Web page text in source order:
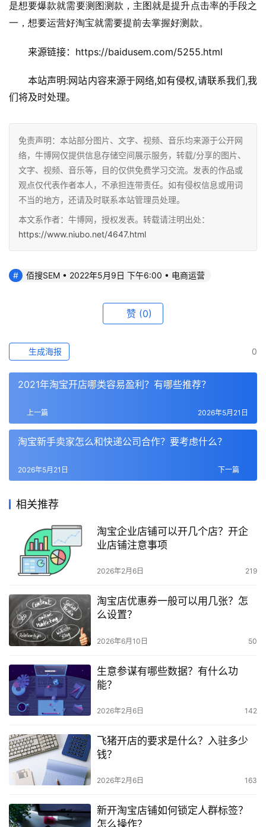
是想要爆款就需要测图测款，主图就是提升点击率的手段之
一，想要运营好淘宝就需要提前去掌握好测款。
来源链接：https://baidusem.com/5255.html
本站声明:网站内容来源于网络,如有侵权,请联系我们,我
们将及时处理。
免责声明：本站部分图片、文字、视频、音乐均来源于公开网
络，牛博网仅提供信息存储空间展示服务，转载/分享的图片、
文字、视频、音乐等，目的仅供免费学习交流。发表的作品或
观点仅代表作者本人，不承担连带责任。如有侵权信息或用词
不当的地方，还请及时联系本站管理员处理。
本文系作者：牛博网，授权发表。转载请注明出处：
https://www.niubo.net/4647.html
佰搜SEM • 2022年5月9日 下午6:00 • 电商运营
赞 (0)
0
生成海报
2021年淘宝开店哪类容易盈利？有哪些推荐？
上一篇 2026年5月21日
淘宝新手卖家怎么和快递公司合作？要考虑什么？
下一篇
2026年5月21日
相关推荐
淘宝企业店铺可以开几个店？开企
业店铺注意事项
2026年2月6日 219
淘宝店优惠券一般可以用几张？怎
么设置？
2026年6月10日 50
生意参谋有哪些数据？有什么功
能？
2026年2月6日 142
飞猪开店的要求是什么？入驻多少
钱？
2026年2月6日 163
新开淘宝店铺如何锁定人群标签？
怎么操作？